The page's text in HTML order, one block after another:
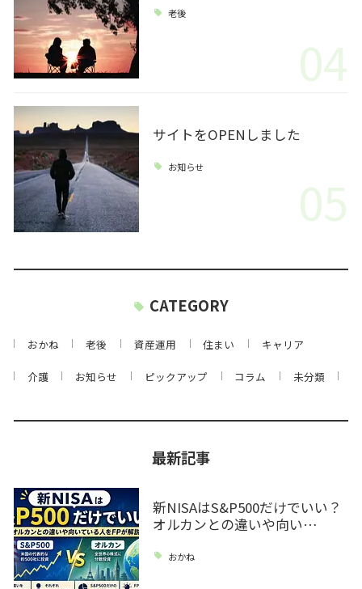
老後
04
サイトをOPENしました
お知らせ
05
CATEGORY
おかね 老後 資産運用 住まい キャリア
介護 お知らせ ピックアップ コラム 未分類
最新記事
新NISAはS&P500だけでいい？
オルカンとの違いや向い…
おかね